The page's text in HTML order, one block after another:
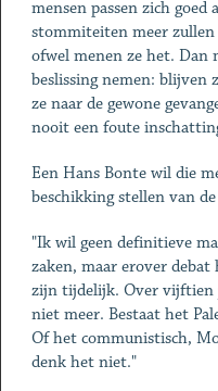
mensen passen zich goed
stommiteiten meer zullen
ofwel menen ze het. Dan
beslissing nemen: blijven
ze naar de gewone
nooit een foute
Een Hans Bonte wil die
beschikking stellen van
"Ik wil geen definitieve
zaken, maar erover debat
zijn tijdelijk. Over vijftien
niet meer. Bestaat het
Of het communistisch,
denk het niet."